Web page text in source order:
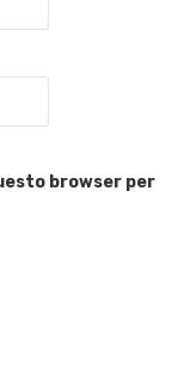
browser per